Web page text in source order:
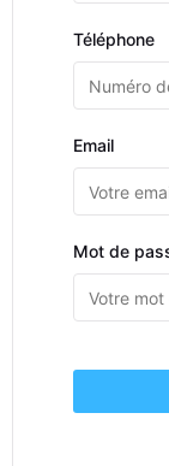
Téléphone
Email
Mot de